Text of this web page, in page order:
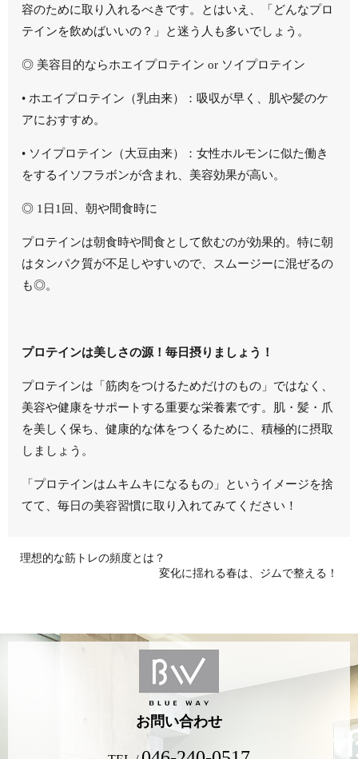
容のために取り入れるべき です。とはいえ、「どんなプロ
テインを飲めばいいの？」と迷う人も多いでしょう。
◎ 美容目的ならホエイプロテイン or ソイプロテイン
• ホエイプロテイン（乳由来）
：吸収が早く、肌や髪のケ
アにおすすめ。
• ソイプロテイン（大豆由来）
：女性ホルモンに似た働き
をするイソフラボンが含まれ、美容効果が高い。
◎ 1日1回、朝や間食時に
プロテインは朝食時や間食として飲むのが効果的。特に朝
はタンパク質が不足しやすいので、スムージーに混ぜるの
も◎。
プロテインは美しさの源！毎日摂りましょう！
プロテインは「筋肉をつけるためだけのもの」ではなく、
美容や健康をサポートする重要な栄養素です。 肌・髪・爪
を美しく保ち、健康的な体をつくるために、積極的に摂取
しましょう。
「プロテインはムキムキになるもの」というイメージを捨
てて、毎日の美容習慣に取り入れてみてください！
理想的な筋トレの頻度とは？
変化に揺れる春は、ジムで整える！
お問い合わせ